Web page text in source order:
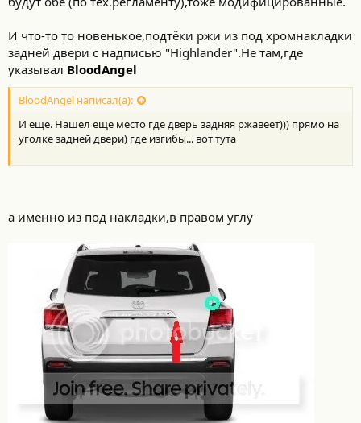
И что-то то новенькое,подтёки ржи из под хромнакладки
задней двери с надписью "Highlander".Не там,где
указывал BloodAngel
BloodAngel написал(а):
И еще. Нашел еще место где дверь задняя ржавеет))) прямо на
уголке задней двери) где изгибы... вот тута
а именно из под накладки,в правом углу